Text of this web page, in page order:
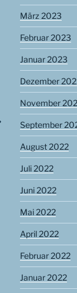
März 2023
Februar 2023
Januar 2023
Dezember
November
September
August 2022
Juli 2022
Juni 2022
Mai 2022
April 2022
Februar 2022
Januar 2022